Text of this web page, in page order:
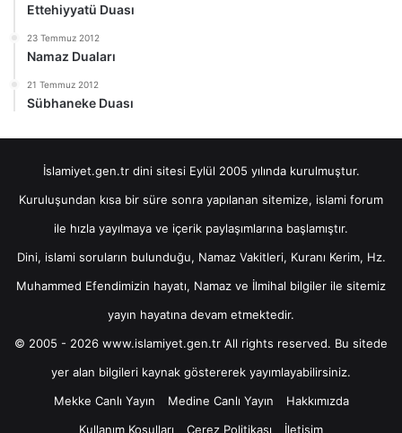
Ettehiyyatü Duası
23 Temmuz 2012
Namaz Duaları
21 Temmuz 2012
Sübhaneke Duası
İslamiyet.gen.tr dini sitesi Eylül 2005 yılında kurulmuştur.
Kuruluşundan kısa bir süre sonra yapılanan sitemize, islami forum
ile hızla yayılmaya ve içerik paylaşımlarına başlamıştır.
Dini, islami soruların bulunduğu, Namaz Vakitleri, Kuranı Kerim, Hz.
Muhammed Efendimizin hayatı, Namaz ve İlmihal bilgiler ile sitemiz
yayın hayatına devam etmektedir.
© 2005 - 2026 www.islamiyet.gen.tr All rights reserved. Bu sitede
yer alan bilgileri kaynak göstererek yayımlayabilirsiniz.
Mekke Canlı Yayın
Medine Canlı Yayın
Hakkımızda
Kullanım Koşulları
Çerez Politikası İletişim